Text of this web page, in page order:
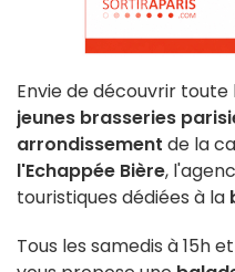
Envie de découvrir
jeunes brasseries
arrondissement de la
l'Echappée Bière,
touristiques dédiées à la
Tous les samedis à 15h